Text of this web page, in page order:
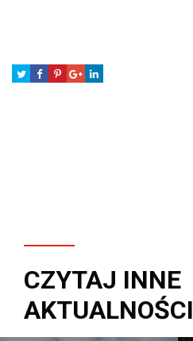
CZYTAJ INNE
AKTUALNOŚCI